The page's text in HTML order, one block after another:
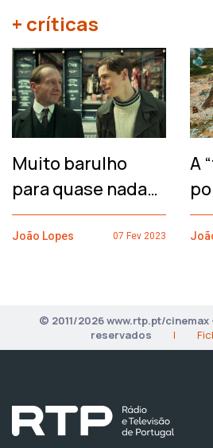
+ críticas
Muito barulho
para quase nada…
João Lopes 07 Fev 2023
A
© 2011/2026 www.rtp.pt/
reservados
|